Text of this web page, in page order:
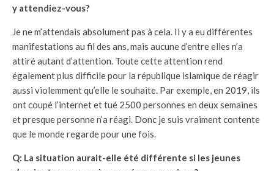
y attendiez-vous?
Je ne m’attendais absolument pas à cela. Il y a eu différentes
manifestations au fil des ans, mais aucune d’entre elles n’a
attiré autant d’attention. Toute cette attention rend
également plus difficile pour la république islamique de réagir
aussi violemment qu’elle le souhaite. Par exemple, en 2019, ils
ont coupé l’internet et tué 2500 personnes en deux semaines
et presque personne n’a réagi. Donc je suis vraiment contente
que le monde regarde pour une fois.
Q: La situation aurait-elle été différente si les jeunes